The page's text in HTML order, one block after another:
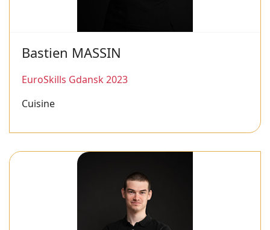
Bastien MASSIN
EuroSkills Gdansk 2023
Cuisine